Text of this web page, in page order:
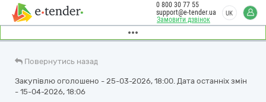
Замовити дзвінок
0 800 30 77 55
support@e-tender.ua
UK
Повернутись назад
Закупівлю оголошено - 25-03-2026, 18:00. Дата останніх змін
- 15-04-2026, 18:06